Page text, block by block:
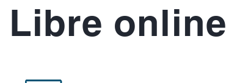
Libre online